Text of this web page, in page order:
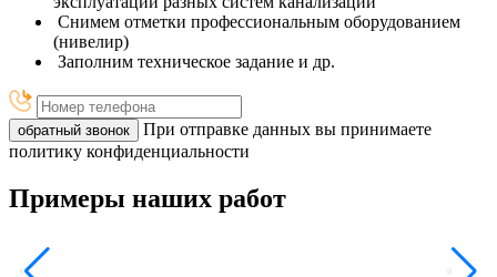
Снимем отметки профессиональным оборудованием
(нивелир)
Заполним техническое задание и др.
обратный звонок
При отправке данных вы принимаете
политику конфиденциальности
Примеры наших работ